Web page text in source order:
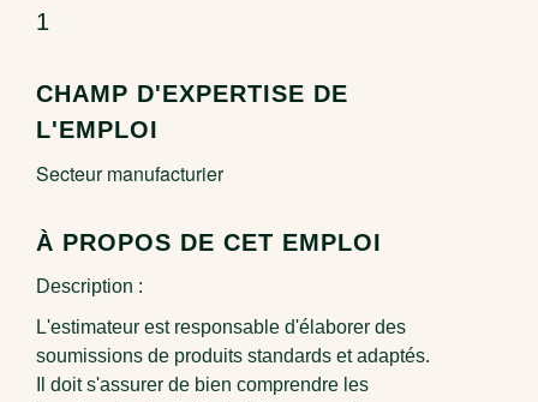
1
CHAMP D'EXPERTISE DE
L'EMPLOI
Secteur manufacturier
À PROPOS DE CET EMPLOI
Description :
L'estimateur est responsable d'élaborer des
soumissions de produits standards et adaptés.
Il doit s'assurer de bien comprendre les